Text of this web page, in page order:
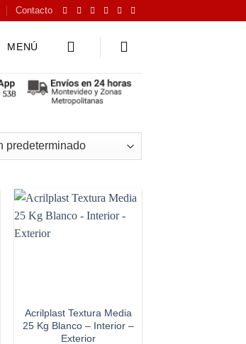
Contacto
MENÚ
Acrilplast Textura Media
25 Kg Blanco – Interior –
Exterior